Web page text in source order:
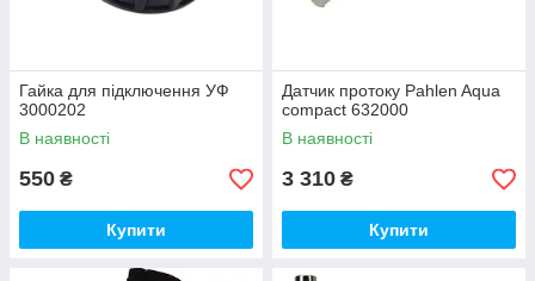
Гайка для підключення УФ
3000202
В наявності
550 ₴
Купити
Датчик протоку Pahlen Aqua
compact 632000
В наявності
3 310 ₴
Купити